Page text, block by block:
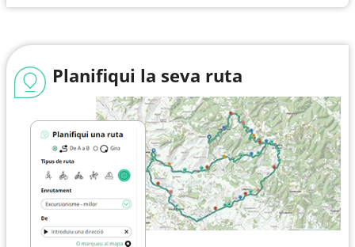
Planifiqui la seva ruta